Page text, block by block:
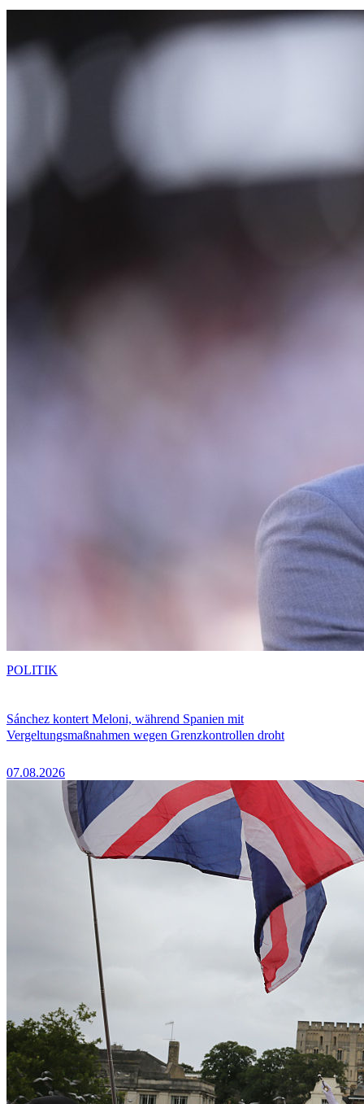
Sánchez kontert Meloni, während Spanien mit
Vergeltungsmaßnahmen wegen Grenzkontrollen droht
07.08.2026
POLITIK